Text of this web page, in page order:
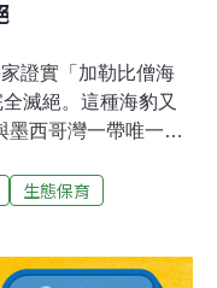
證實「加勒比僧海
滅絕。這種海豹又
墨西哥灣一帶唯一的
哥灣與西大西洋，
南卡羅來納州的海
輕鬆就可手到擒來，
生態保育